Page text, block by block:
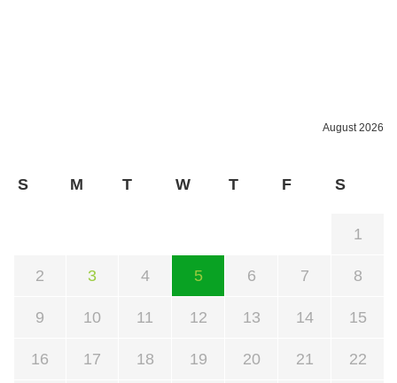
August 2026
S M T W T F S
1
2 3 4 5 6 7 8
9 10 11 12 13 14 15
16 17 18 19 20 21 22